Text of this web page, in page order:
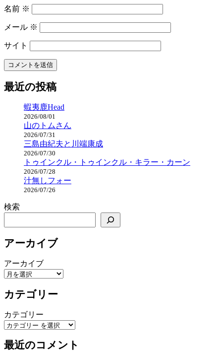
名前 ※
メール ※
サイト
最近の投稿
蝦夷鹿Head
2026/08/01
山のトムさん
2026/07/31
三島由紀夫と川端康成
2026/07/30
トゥインクル・トゥインクル・キラー・カーン
2026/07/28
汁無しフォー
2026/07/26
検索
アーカイブ
アーカイブ
カテゴリー
カテゴリー
最近のコメント